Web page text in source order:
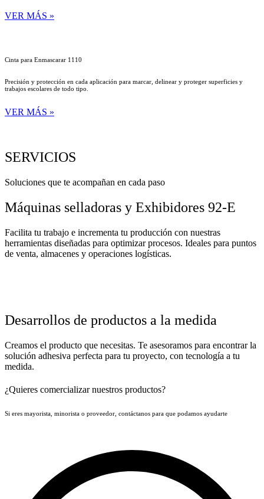
VER MÁS »
Cinta para Enmascarar 1110
Precisión y protección en cada aplicación para marcar, delinear y proteger superficies y
trabajos escolares de todo tipo.
VER MÁS »
SERVICIOS
Soluciones que te acompañan en cada paso
Máquinas selladoras y Exhibidores 92-E
Facilita tu trabajo e incrementa tu producción con nuestras
herramientas diseñadas para optimizar procesos. Ideales para puntos
de venta, almacenes y operaciones logísticas.
Desarrollos de productos a la medida
Creamos el producto que necesitas. Te asesoramos para encontrar la
solución adhesiva perfecta para tu proyecto, con tecnología a tu
medida.
¿Quieres comercializar nuestros productos?
Si eres mayorista, minorista o proveedor, contáctanos para que podamos ayudarte